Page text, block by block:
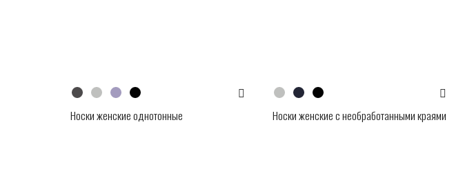
Носки женские однотонные Носки женские с необработанными краями